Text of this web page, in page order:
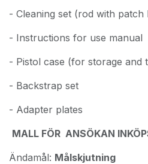
- Cleaning set (rod with
- Instructions for use manual
- Pistol case (for storage and
- Backstrap set
- Adapter plates
MALL FÖR ANSÖKAN
Ändamål: Målskjutning